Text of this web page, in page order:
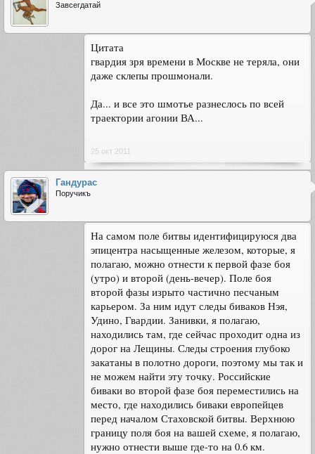
Завсегдатай
Цитата
гвардия зря времени в Москве не теряла, они
даже склепы прошмонали.
Да... и все это шмотье разнеслось по всей
траектории агонии ВА...
25 окт 2011
Гандурас
Поручикъ
На самом поле битвы идентифицируюся два
эпицентра насыщенные железом, которые, я
полагаю, можно отнести к первой фазе боя
(утро) и второй (день-вечер). Поле боя
второй фазы изрыто частично песчаным
карьером. За ним идут следы биваков Нэя,
Удино, Гвардии. Занивки, я полагаю,
находились там, где сейчас проходит одна из
дорог на Лещины. Следы строения глубоко
закатаны в полотно дороги, поэтому мы так и
не можем найти эту точку. Российские
биваки во второй фазе боя переместились на
место, где находились биваки европейцев
перед началом Стаховской битвы. Верхнюю
границу поля боя на вашей схеме, я полагаю,
нужно отнести выше где-то на 0.6 км.